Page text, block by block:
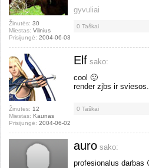
Žinutės: 30
Miestas: Vilnius
Prisijungė: 2004-06-03
gyvuliai
0 Taškai
Žinutės: 12
Miestas: Kaunas
Prisijungė: 2004-06-02
Elf sako:
cool 🙂
render zjbs ir
0 Taškai
auro sako:
profesionalus darbas